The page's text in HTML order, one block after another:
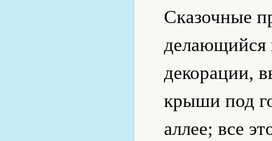
Сказочные
делающийся
декорации,
крыши под
аллее; все